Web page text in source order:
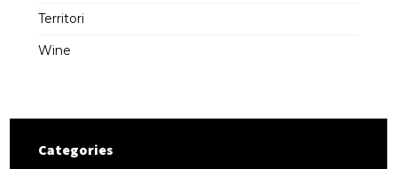
Territori
Wine
Categories